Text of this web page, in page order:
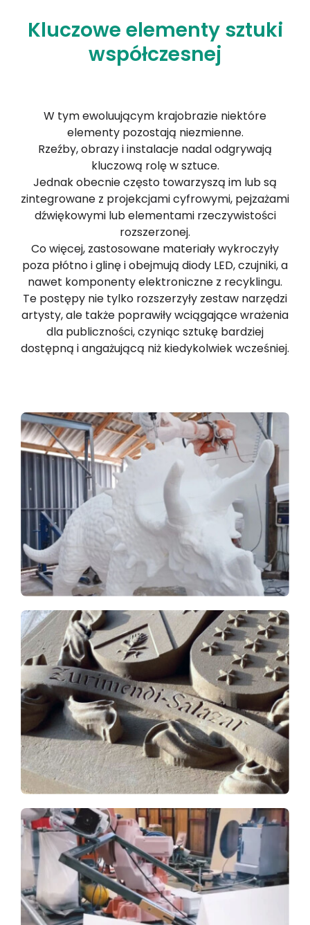
Kluczowe elementy sztuki
współczesnej
W tym ewoluującym krajobrazie niektóre
elementy pozostają niezmienne.
Rzeźby, obrazy i instalacje nadal odgrywają
kluczową rolę w sztuce.
Jednak obecnie często towarzyszą im lub są
zintegrowane z projekcjami cyfrowymi, pejzażami
dźwiękowymi lub elementami rzeczywistości
rozszerzonej.
Co więcej, zastosowane materiały wykroczyły
poza płótno i glinę i obejmują diody LED, czujniki, a
nawet komponenty elektroniczne z recyklingu.
Te postępy nie tylko rozszerzyły zestaw narzędzi
artysty, ale także poprawiły wciągające wrażenia
dla publiczności, czyniąc sztukę bardziej
dostępną i angażującą niż kiedykolwiek wcześniej.